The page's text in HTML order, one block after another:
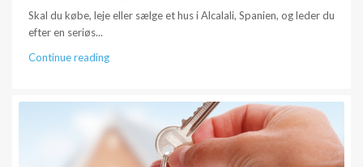
Skal du købe, leje eller sælge et hus i Alcalali, Spanien, og leder du
efter en seriøs...
Continue reading